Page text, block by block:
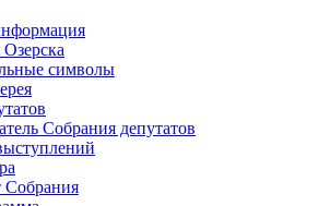
символы
Собрания депутатов
Собрания